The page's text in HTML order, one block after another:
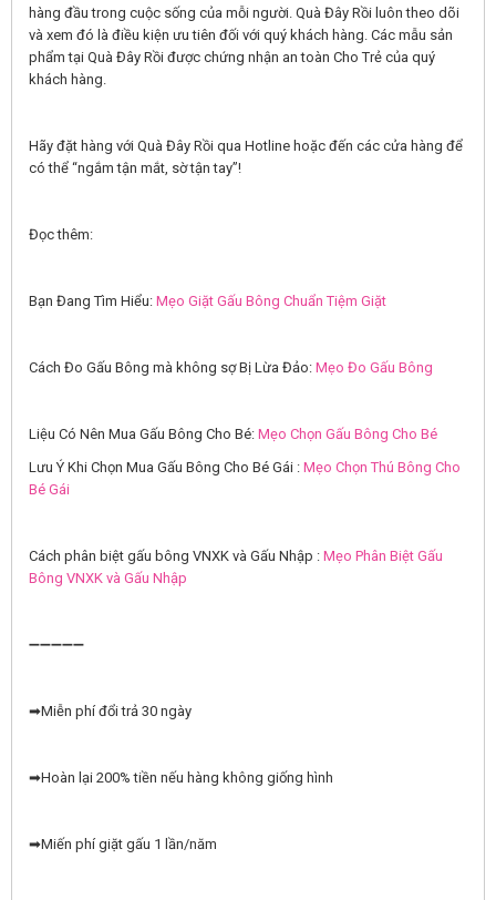
hàng đầu trong cuộc sống của mỗi người. Quà Đây Rồi luôn theo dõi
và xem đó là điều kiện ưu tiên đối với quý khách hàng. Các mẫu sản
phẩm tại Quà Đây Rồi được chứng nhận an toàn Cho Trẻ của quý
khách hàng.
Hãy đặt hàng với Quà Đây Rồi qua Hotline hoặc đến các cửa hàng để
có thể “ngắm tận mắt, sờ tận tay”!
Đọc thêm:
Bạn Đang Tìm Hiểu: Mẹo Giặt Gấu Bông Chuẩn Tiệm Giặt
Cách Đo Gấu Bông mà không sợ Bị Lừa Đảo: Mẹo Đo Gấu Bông
Liệu Có Nên Mua Gấu Bông Cho Bé: Mẹo Chọn Gấu Bông Cho Bé
Lưu Ý Khi Chọn Mua Gấu Bông Cho Bé Gái : Mẹo Chọn Thú Bông Cho
Bé Gái
Cách phân biệt gấu bông VNXK và Gấu Nhập : Mẹo Phân Biệt Gấu
Bông VNXK và Gấu Nhập
➖➖➖➖➖
➡Miễn phí đổi trả 30 ngày
➡Hoàn lại 200% tiền nếu hàng không giống hình
➡Miến phí giặt gấu 1 lần/năm